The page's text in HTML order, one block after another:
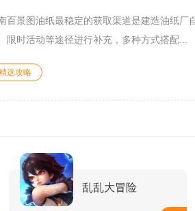
百景图油纸最稳定的获取渠道是建造油纸厂
限时活动等途径进行补充，多种方式搭配...
选攻略
乱乱大冒险